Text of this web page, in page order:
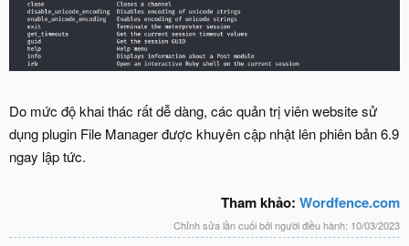
Do mức độ khai thác rất dễ dàng, các quản trị viên website sử
dụng plugin File Manager được khuyên cập nhật lên phiên bản 6.9
ngay lập tức.
Tham khảo: Wordfence.com
Chỉnh sửa lần cuối bởi người điều hành: 10/03/2023